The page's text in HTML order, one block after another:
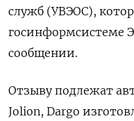
служб (УВЭОС),
госинформсистеме
сообщении.
Отзыву подлежат
Jolion, Dargo